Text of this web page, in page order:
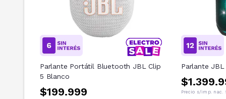
Parlante Portátil Bluetooth JBL Clip
5 Blanco
$199.999
Parlante
Precio s/imp. nac.